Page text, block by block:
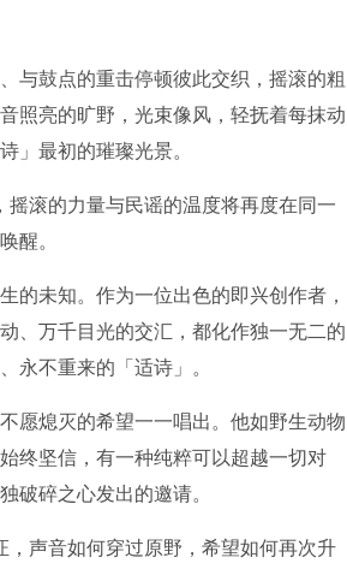
与鼓点的重击停顿彼此交织，摇滚的粗
照亮的旷野，光束像风，轻抚着每抹动
」最初的璀璨光景。
滚的力量与民谣的温度将再度在同一
醒。
的未知。作为一位出色的即兴创作者，
、万千目光的交汇，都化作独一无二的
永不重来的「适诗」。
愿熄灭的希望一一唱出。他如野生动物
终坚信，有一种纯粹可以超越一切对
破碎之心发出的邀请。
，声音如何穿过原野，希望如何再次升